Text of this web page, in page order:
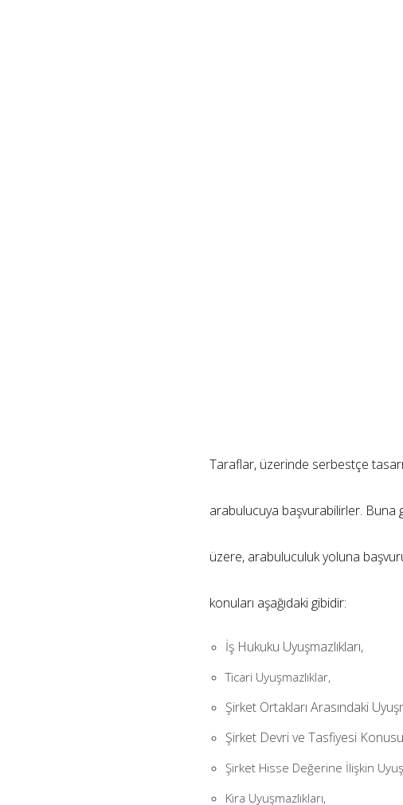
Taraflar, üzerinde serbestçe
arabulucuya başvurabilirler. Buna
üzere, arabuluculuk yoluna
konuları aşağıdaki gibidir:
İş Hukuku Uyuşmazlıkları,
Ticari Uyuşmazlıklar,
Şirket Ortakları Arasındaki
Şirket Devri ve Tasfiyesi
Şirket Hisse Değerine İlişkin
Kira Uyuşmazlıkları,